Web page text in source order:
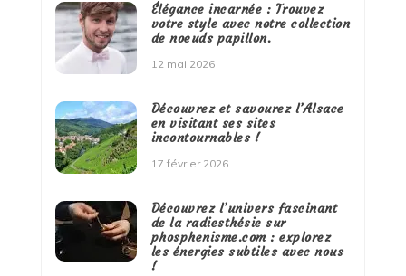
Élégance incarnée : Trouvez
votre style avec notre collection
de noeuds papillon.
12 mai 2026
Découvrez et savourez l’Alsace
en visitant ses sites
incontournables !
17 février 2026
Découvrez l’univers fascinant
de la radiesthésie sur
phosphenisme.com : explorez
les énergies subtiles avec nous
!